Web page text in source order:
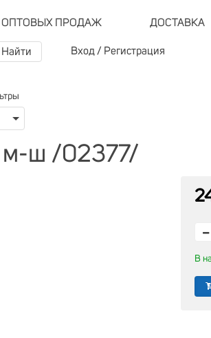
ОПТОВЫХ ПРОДАЖ ДОСТАВКА
Вход / Регистрация
м-ш /02377/
В